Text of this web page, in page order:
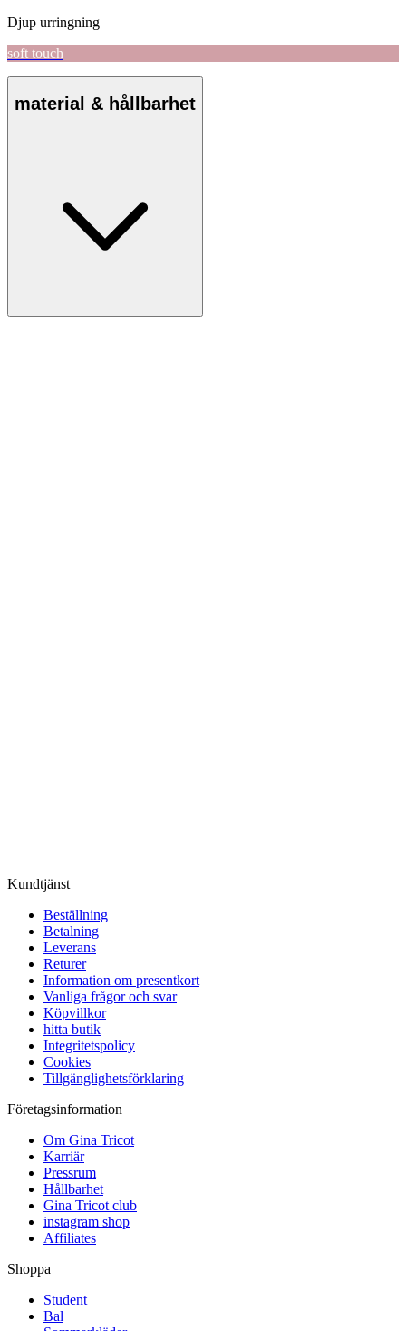
Djup urringning
soft touch
material & hållbarhet
Kundtjänst
Beställning
Betalning
Leverans
Returer
Information om presentkort
Vanliga frågor och svar
Köpvillkor
hitta butik
Integritetspolicy
Cookies
Tillgänglighetsförklaring
Företagsinformation
Om Gina Tricot
Karriär
Pressrum
Hållbarhet
Gina Tricot club
instagram shop
Affiliates
Shoppa
Student
Bal